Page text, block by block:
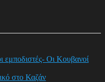
εμποδιστές- Οι Κουβανοί
στο Καζάν